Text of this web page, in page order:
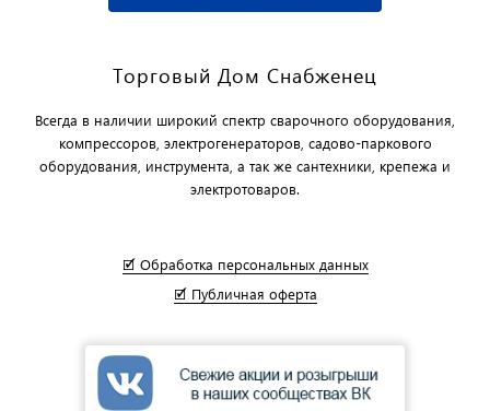
Торговый Дом Снабженец
Всегда в наличии широкий спектр сварочного оборудования,
компрессоров, электрогенераторов, садово-паркового
оборудования, инструмента, а так же сантехники, крепежа и
электротоваров.
🗹 Обработка персональных данных
🗹 Публичная оферта